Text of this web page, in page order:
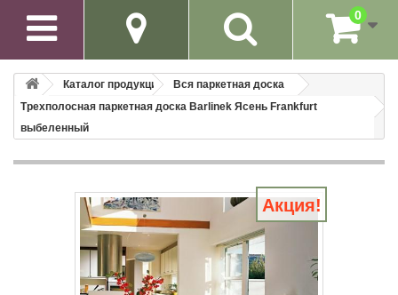
 0
Каталог продукции
Вся паркетная доска
Трехполосная паркетная доска Barlinek Ясень Frankfurt
выбеленный
Акция!